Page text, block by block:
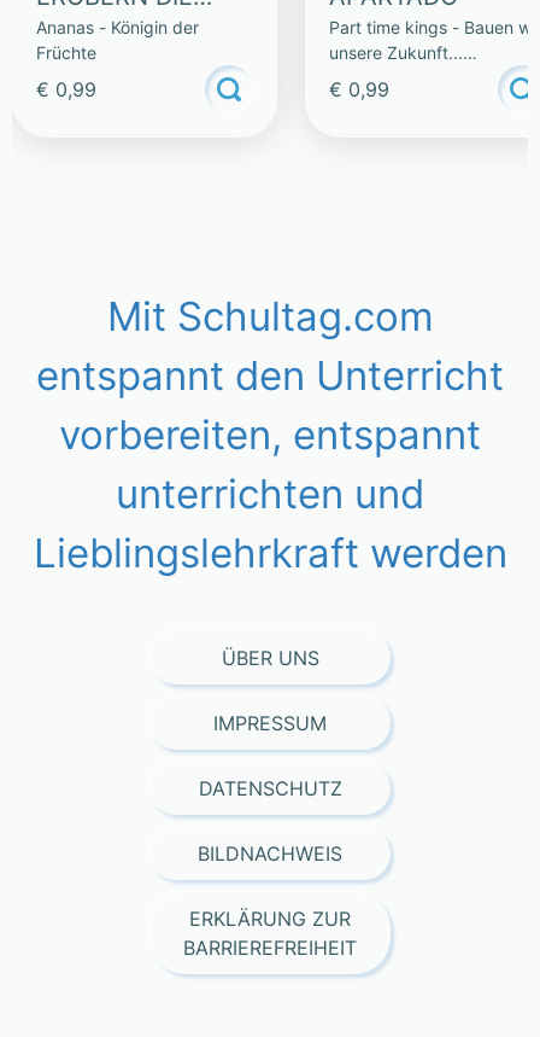
WELT – LESETEXT
Ananas - Königin der
Früchte
€ 0,99
Part time kings - Bauen wir
unsere Zukunft...
gemeinsam!
€ 0,99
Mit Schultag.com
entspannt den Unterricht
vorbereiten, entspannt
unterrichten und
Lieblingslehrkraft werden
ÜBER UNS
IMPRESSUM
DATENSCHUTZ
BILDNACHWEIS
ERKLÄRUNG ZUR
BARRIEREFREIHEIT